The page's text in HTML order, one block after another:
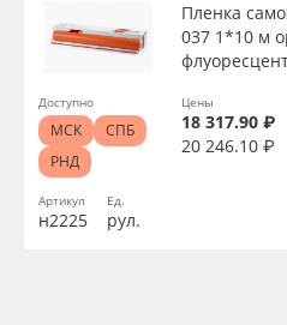
Артикул
н2225
Пленка
037 1*10 м
Ед.
рул.
Цены
18 317.90 ₽
20 246.10 ₽
Доступно
МСК
СПБ
РНД